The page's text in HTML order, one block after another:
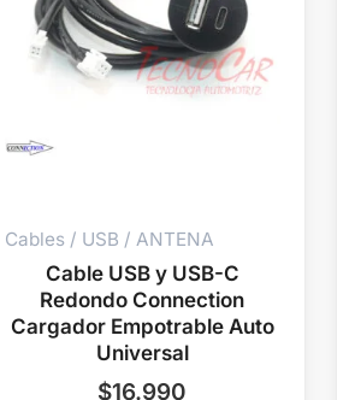
Cables / USB / ANTENA
Cable USB y USB-C
Redondo Connection
Cargador Empotrable Auto
Universal
$16.990